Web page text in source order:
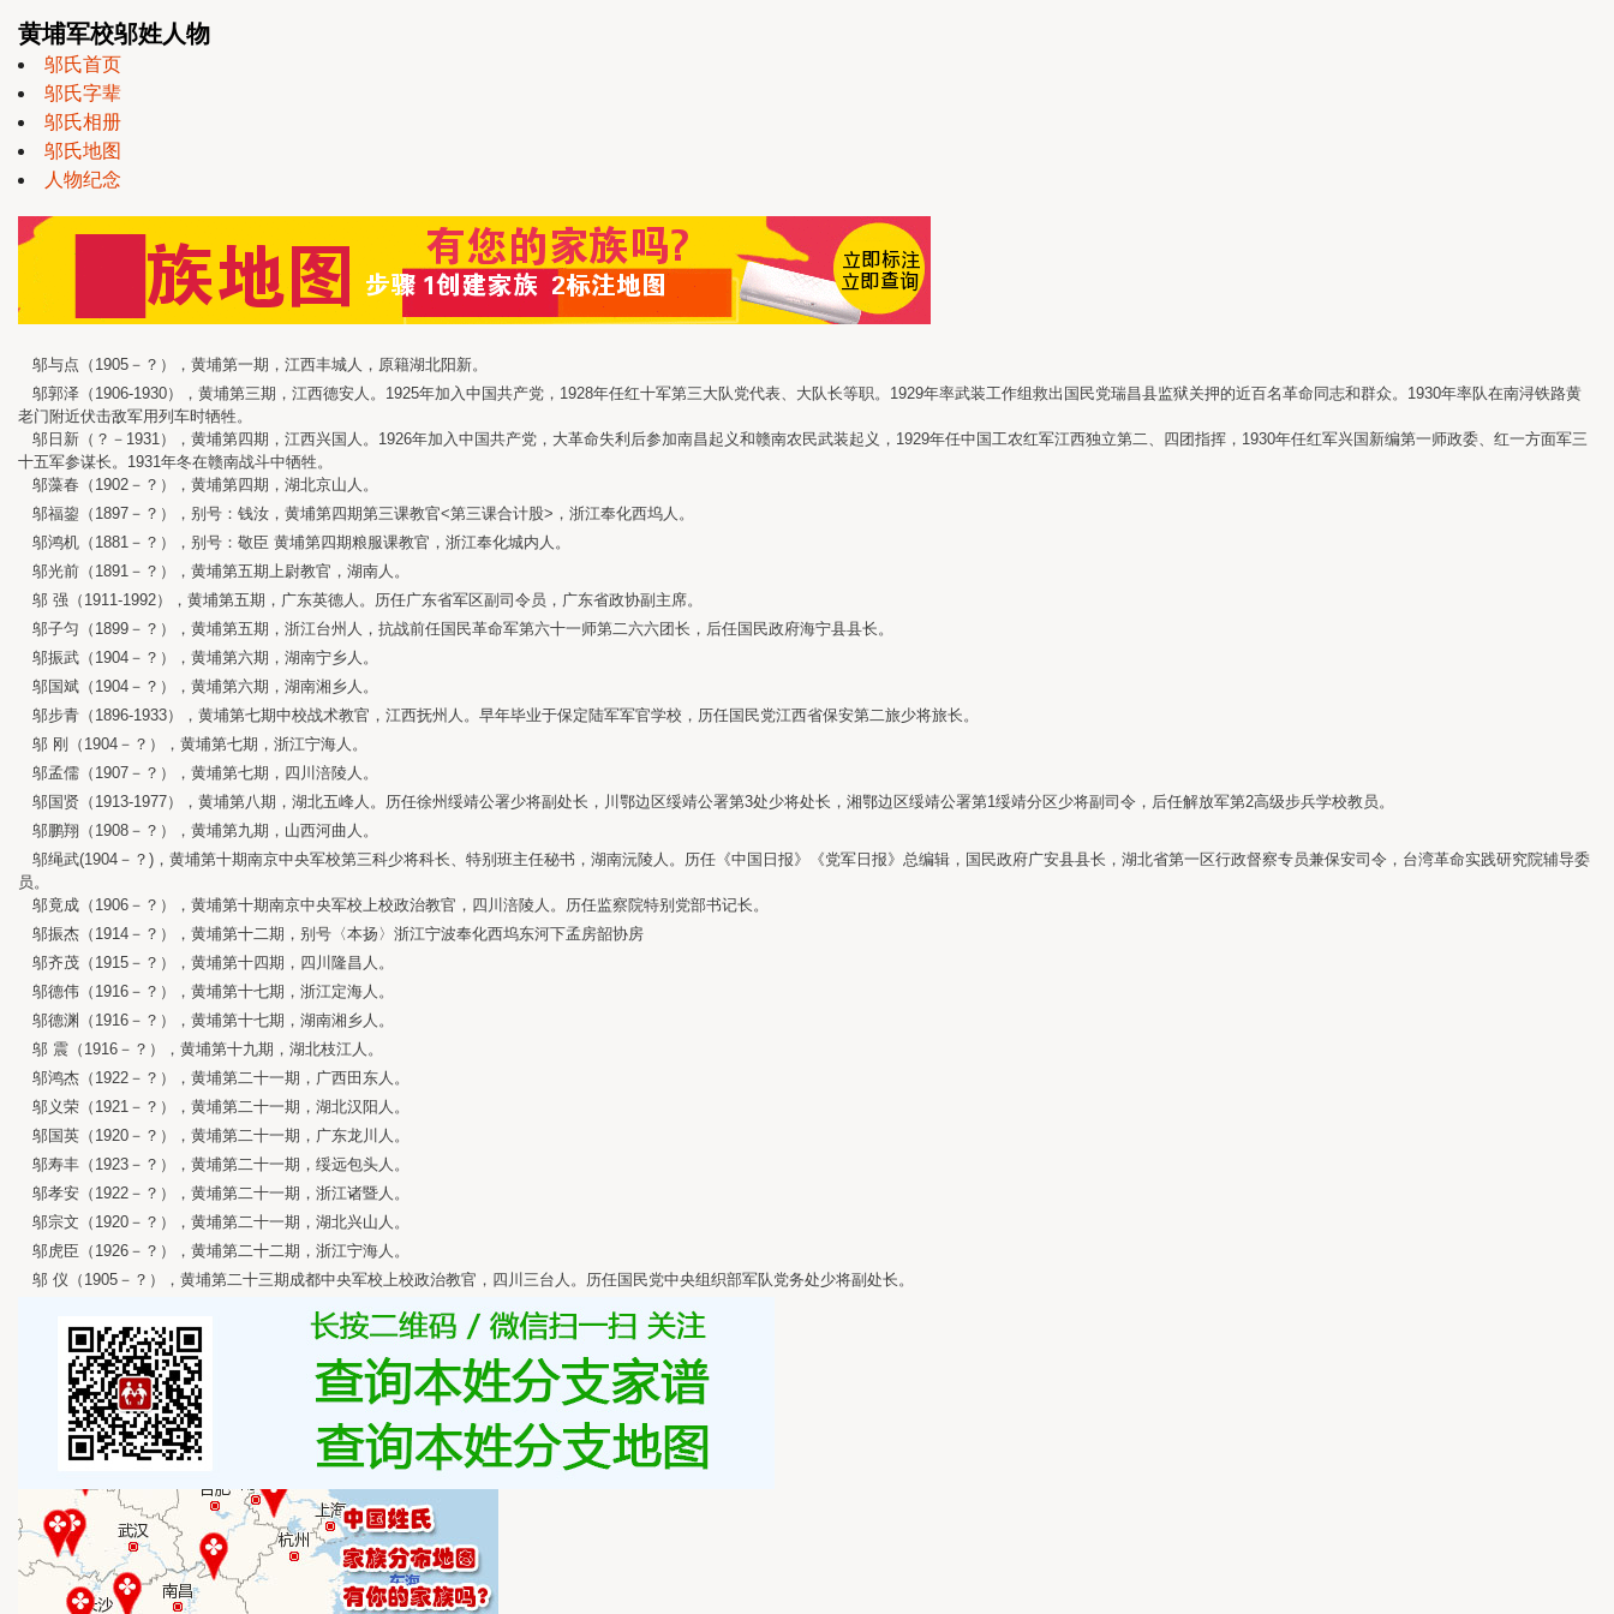
黄埔军校邬姓人物
邬氏首页
邬氏字辈
邬氏相册
邬氏地图
人物纪念
邬与点（1905－？），黄埔第一期，江西丰城人，原籍湖北阳新。
邬郭泽（1906-1930），黄埔第三期，江西德安人。1925年加入中国共产党，1928年任红十军第三大队党代表、大队长等职。1929年率武装工作组救出国民党瑞昌县监狱关押的近百名革命同志和群众。1930年率队在南浔铁路黄
老门附近伏击敌军用列车时牺牲。
邬日新（？－1931），黄埔第四期，江西兴国人。1926年加入中国共产党，大革命失利后参加南昌起义和赣南农民武装起义，1929年任中国工农红军江西独立第二、四团指挥，1930年任红军兴国新编第一师政委、红一方面军三
十五军参谋长。1931年冬在赣南战斗中牺牲。
邬藻春（1902－？），黄埔第四期，湖北京山人。
邬福鋆（1897－？），别号：钱汝，黄埔第四期第三课教官<第三课合计股>，浙江奉化西坞人。
邬鸿机（1881－？），别号：敬臣 黄埔第四期粮服课教官，浙江奉化城内人。
邬光前（1891－？），黄埔第五期上尉教官，湖南人。
邬 强（1911-1992），黄埔第五期，广东英德人。历任广东省军区副司令员，广东省政协副主席。
邬子匀（1899－？），黄埔第五期，浙江台州人，抗战前任国民革命军第六十一师第二六六团长，后任国民政府海宁县县长。
邬振武（1904－？），黄埔第六期，湖南宁乡人。
邬国斌（1904－？），黄埔第六期，湖南湘乡人。
邬步青（1896-1933），黄埔第七期中校战术教官，江西抚州人。早年毕业于保定陆军军官学校，历任国民党江西省保安第二旅少将旅长。
邬 刚（1904－？），黄埔第七期，浙江宁海人。
邬孟儒（1907－？），黄埔第七期，四川涪陵人。
邬国贤（1913-1977），黄埔第八期，湖北五峰人。历任徐州绥靖公署少将副处长，川鄂边区绥靖公署第3处少将处长，湘鄂边区绥靖公署第1绥靖分区少将副司令，后任解放军第2高级步兵学校教员。
邬鹏翔（1908－？），黄埔第九期，山西河曲人。
邬绳武(1904－？)，黄埔第十期南京中央军校第三科少将科长、特别班主任秘书，湖南沅陵人。历任《中国日报》《党军日报》总编辑，国民政府广安县县长，湖北省第一区行政督察专员兼保安司令，台湾革命实践研究院辅导委
员。
邬竟成（1906－？），黄埔第十期南京中央军校上校政治教官，四川涪陵人。历任监察院特别党部书记长。
邬振杰（1914－？），黄埔第十二期，别号〈本扬〉浙江宁波奉化西坞东河下孟房韶协房
邬齐茂（1915－？），黄埔第十四期，四川隆昌人。
邬德伟（1916－？），黄埔第十七期，浙江定海人。
邬德渊（1916－？），黄埔第十七期，湖南湘乡人。
邬 震（1916－？），黄埔第十九期，湖北枝江人。
邬鸿杰（1922－？），黄埔第二十一期，广西田东人。
邬义荣（1921－？），黄埔第二十一期，湖北汉阳人。
邬国英（1920－？），黄埔第二十一期，广东龙川人。
邬寿丰（1923－？），黄埔第二十一期，绥远包头人。
邬孝安（1922－？），黄埔第二十一期，浙江诸暨人。
邬宗文（1920－？），黄埔第二十一期，湖北兴山人。
邬虎臣（1926－？），黄埔第二十二期，浙江宁海人。
邬 仪（1905－？），黄埔第二十三期成都中央军校上校政治教官，四川三台人。历任国民党中央组织部军队党务处少将副处长。